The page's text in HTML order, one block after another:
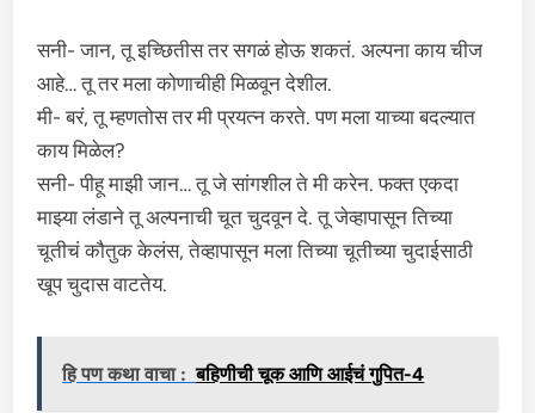
सनी- जान, तू इच्छितीस तर सगळं होऊ शकतं. अल्पना काय चीज
आहे… तू तर मला कोणाचीही मिळवून देशील.
मी- बरं, तू म्हणतोस तर मी प्रयत्न करते. पण मला याच्या बदल्यात
काय मिळेल?
सनी- पीहू माझी जान… तू जे सांगशील ते मी करेन. फक्त एकदा
माझ्या लंडाने तू अल्पनाची चूत चुदवून दे. तू जेव्हापासून तिच्या
चूतीचं कौतुक केलंस, तेव्हापासून मला तिच्या चूतीच्या चुदाईसाठी
खूप चुदास वाटतेय.
हि पण कथा वाचा : बहिणीची चूक आणि आईचं गुपित-4